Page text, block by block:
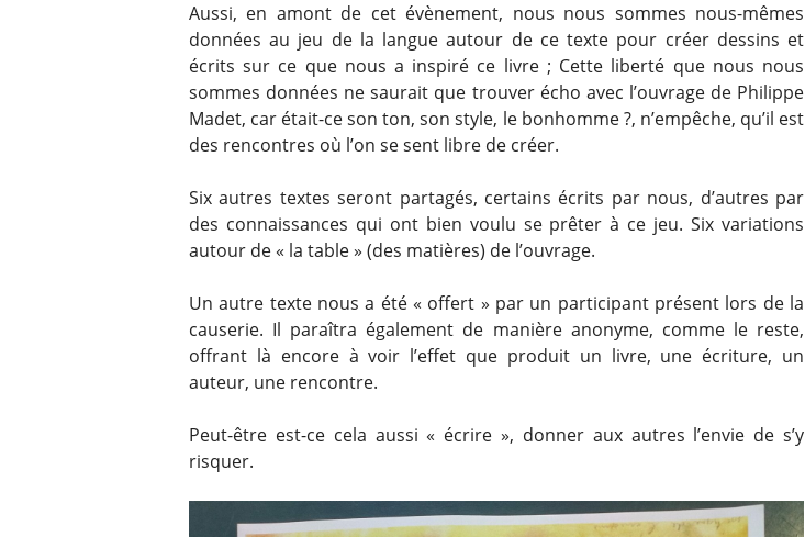
Aussi, en amont de cet évènement, nous nous sommes nous-mêmes
données au jeu de la langue autour de ce texte pour créer dessins et
écrits sur ce que nous a inspiré ce livre ; Cette liberté que nous nous
sommes données ne saurait que trouver écho avec l’ouvrage de Philippe
Madet, car était-ce son ton, son style, le bonhomme ?, n’empêche, qu’il est
des rencontres où l’on se sent libre de créer.
Six autres textes seront partagés, certains écrits par nous, d’autres par
des connaissances qui ont bien voulu se prêter à ce jeu. Six variations
autour de « la table » (des matières) de l’ouvrage.
Un autre texte nous a été « offert » par un participant présent lors de la
causerie. Il paraîtra également de manière anonyme, comme le reste,
offrant là encore à voir l’effet que produit un livre, une écriture, un
auteur, une rencontre.
Peut-être est-ce cela aussi « écrire », donner aux autres l’envie de s’y
risquer.